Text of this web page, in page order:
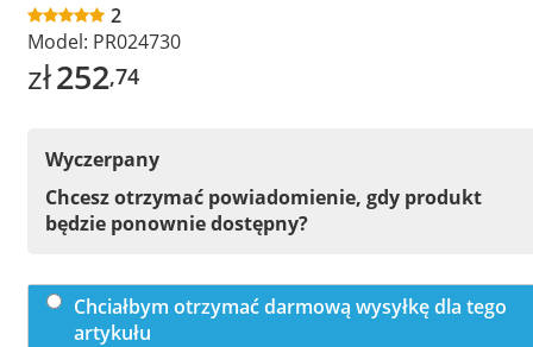
2
Model: PR024730
zł252,74
Wyczerpany
Chcesz otrzymać powiadomienie, gdy produkt
będzie ponownie dostępny?
Chciałbym otrzymać darmową wysyłkę dla tego
artykułu